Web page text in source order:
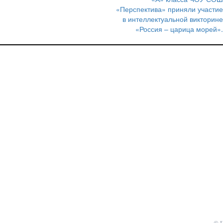
«Перспектива» приняли участие
в интеллектуальной викторине
«Россия – царица морей».